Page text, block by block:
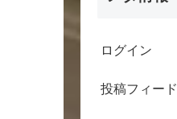
ログイン
投稿フィード